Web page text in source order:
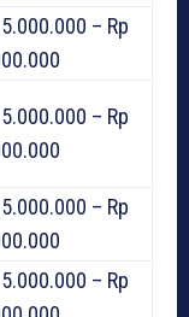
– Rp
– Rp
– Rp
– Rp